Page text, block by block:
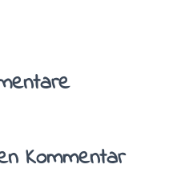
Kommentar